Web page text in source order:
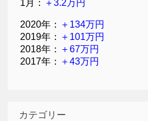
1月： ＋3.2万円
2020年： ＋134万円
2019年： ＋101万円
2018年： ＋67万円
2017年： ＋43万円
カテゴリー